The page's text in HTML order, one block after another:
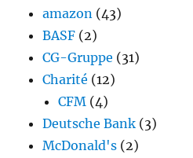
amazon (43)
BASF (2)
CG-Gruppe (31)
Charité (12)
CFM (4)
Deutsche Bank (3)
McDonald's (2)